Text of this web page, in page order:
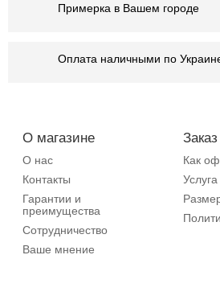
Примерка в Вашем городе
Оплата наличными по
О магазине
О нас
Контакты
Гарантии и
преимущества
Сотрудничество
Ваше мнение
Заказ
Как